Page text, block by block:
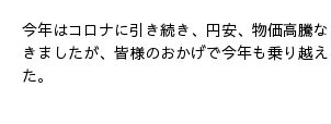
今年はコロナに引き続き、円安、物価高騰
きましたが、皆様のおかげで今年も乗り越
た。